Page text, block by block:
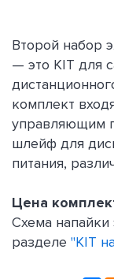
Второй набор
— это KIT для
комплект
управляющим
шлейф для
питания,
Цена
Схема напайки
разделе "KIT